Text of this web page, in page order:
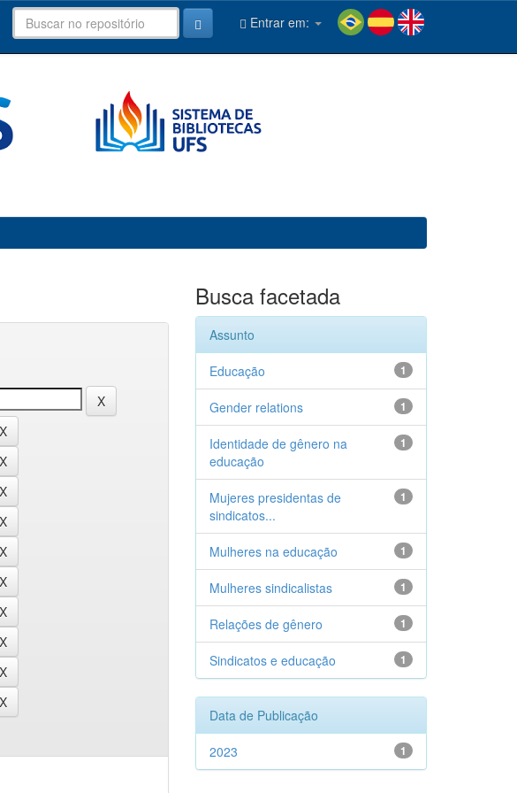
Entrar em:
Busca facetada
Assunto
1
Educação
1
Gender relations
1
Identidade de gênero na
educação
1
Mujeres presidentas de
sindicatos...
1
Mulheres na educação
1
Mulheres sindicalistas
1
Relações de gênero
1
Sindicatos e educação
Data de Publicação
1
2023